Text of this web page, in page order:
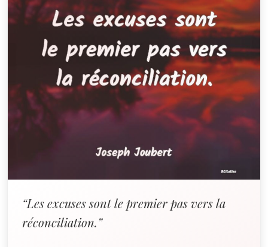
“Les excuses sont le premier pas vers la
réconciliation.”